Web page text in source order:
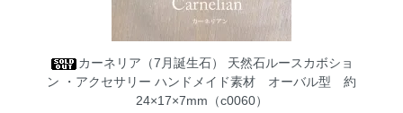
カーネリア（7月誕生石） 天然石ルースカボショ
ン ・アクセサリー ハンドメイド素材 オーバル型 約
24×17×7mm（c0060）